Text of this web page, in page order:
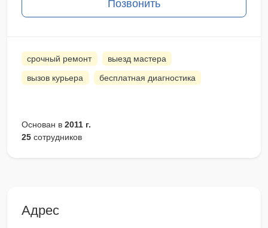
Позвонить
срочный ремонт выезд мастера
вызов курьера бесплатная диагностика
Основан в 2011 г.
25 сотрудников
Адрес